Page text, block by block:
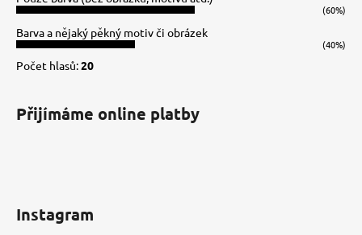
(60%)
Barva a nějaký pěkný motiv či obrázek
(40%)
Počet hlasů:20
Přijímáme online platby
Instagram